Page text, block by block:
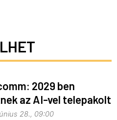
2029 ben
az AI-vel telepakolt
telefonok
28., 09:00